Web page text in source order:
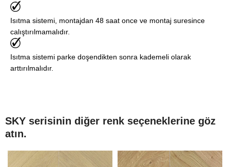
Isıtma sistemi, montajdan 48 saat once ve montaj suresince
calıştırılmamalıdır.
Isıtma sistemi parke doşendikten sonra kademeli olarak
arttırılmalıdır.
SKY serisinin diğer renk seçeneklerine göz
atın.